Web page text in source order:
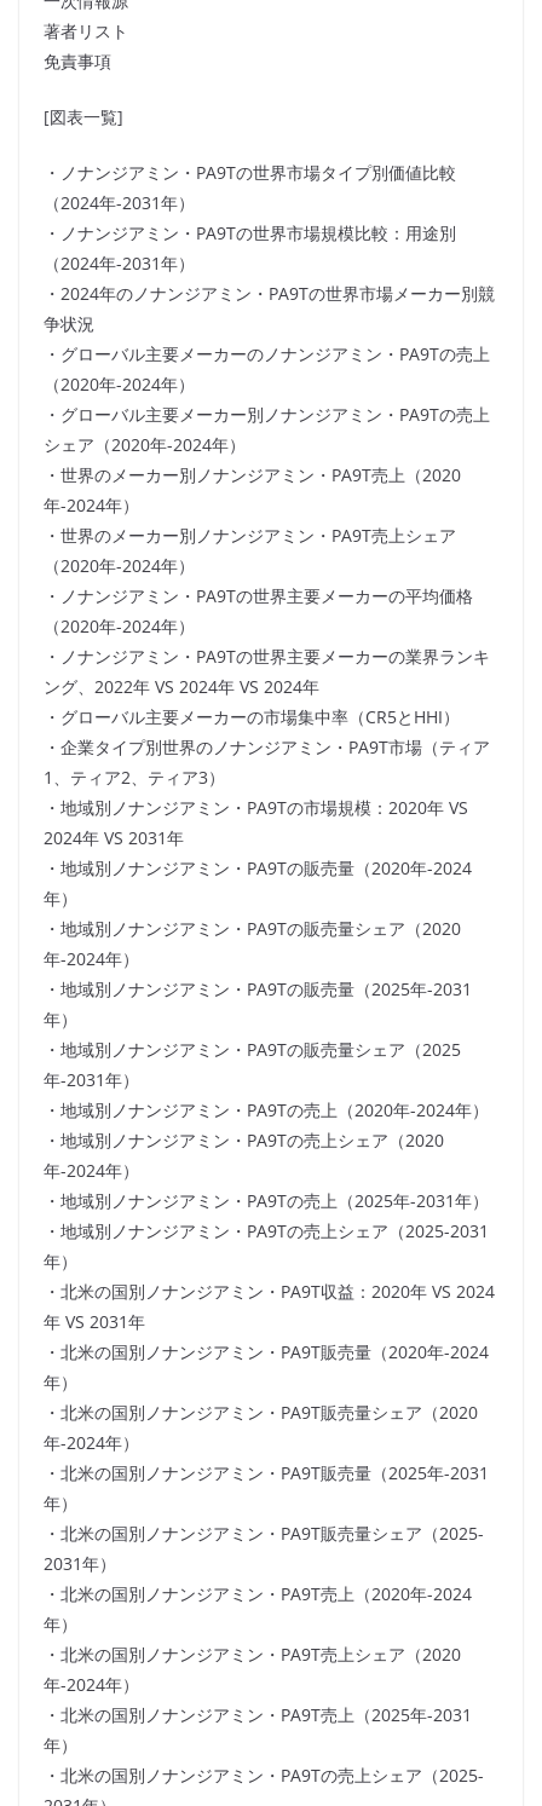
著者リスト
免責事項
[図表一覧]
・ノナンジアミン・PA9Tの世界市場タイプ別価値比較
（2024年-2031年）
・ノナンジアミン・PA9Tの世界市場規模比較：用途別
（2024年-2031年）
・2024年のノナンジアミン・PA9Tの世界市場メーカー別競
争状況
・グローバル主要メーカーのノナンジアミン・PA9Tの売上
（2020年-2024年）
・グローバル主要メーカー別ノナンジアミン・PA9Tの売上
シェア（2020年-2024年）
・世界のメーカー別ノナンジアミン・PA9T売上（2020
年-2024年）
・世界のメーカー別ノナンジアミン・PA9T売上シェア
（2020年-2024年）
・ノナンジアミン・PA9Tの世界主要メーカーの平均価格
（2020年-2024年）
・ノナンジアミン・PA9Tの世界主要メーカーの業界ランキ
ング、2022年 VS 2024年 VS 2024年
・グローバル主要メーカーの市場集中率（CR5とHHI）
・企業タイプ別世界のノナンジアミン・PA9T市場（ティア
1、ティア2、ティア3）
・地域別ノナンジアミン・PA9Tの市場規模：2020年 VS
2024年 VS 2031年
・地域別ノナンジアミン・PA9Tの販売量（2020年-2024
年）
・地域別ノナンジアミン・PA9Tの販売量シェア（2020
年-2024年）
・地域別ノナンジアミン・PA9Tの販売量（2025年-2031
年）
・地域別ノナンジアミン・PA9Tの販売量シェア（2025
年-2031年）
・地域別ノナンジアミン・PA9Tの売上（2020年-2024年）
・地域別ノナンジアミン・PA9Tの売上シェア（2020
年-2024年）
・地域別ノナンジアミン・PA9Tの売上（2025年-2031年）
・地域別ノナンジアミン・PA9Tの売上シェア（2025-2031
年）
・北米の国別ノナンジアミン・PA9T収益：2020年 VS 2024
年 VS 2031年
・北米の国別ノナンジアミン・PA9T販売量（2020年-2024
年）
・北米の国別ノナンジアミン・PA9T販売量シェア（2020
年-2024年）
・北米の国別ノナンジアミン・PA9T販売量（2025年-2031
年）
・北米の国別ノナンジアミン・PA9T販売量シェア（2025-
2031年）
・北米の国別ノナンジアミン・PA9T売上（2020年-2024
年）
・北米の国別ノナンジアミン・PA9T売上シェア（2020
年-2024年）
・北米の国別ノナンジアミン・PA9T売上（2025年-2031
年）
・北米の国別ノナンジアミン・PA9Tの売上シェア（2025-